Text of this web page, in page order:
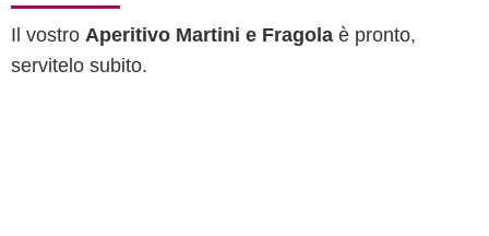
Il vostro Aperitivo Martini e Fragola è pronto,
servitelo subito.